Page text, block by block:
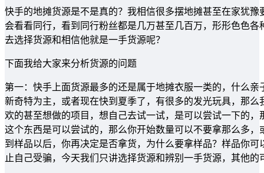
快手的地摊货源是不是真的？我相信很多摆地摊甚至在家犹
会看看同行，看到同行粉丝都是几万甚至几百万，形形色色
去选择货源和相信他就是一手货源呢？
下面我给大家来分析货源的问题
第一：快手上面货源最多的还是属于地摊衣服一类的，什么
新奇特为主，或者现在快到夏季了，有很多的发光玩具，那
欢的甚至想做的项目，想自己去试一试，是可以尝试一下的
这个东西是可以尝试的，那么你开始数量可以不要拿那么多
到样品以后，你再决定是否拿货，为什么要拿样品？样品你
止自己受骗，今天我们只讲选择货源和辨别一手货源，其他的